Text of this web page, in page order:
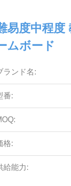
易度中程度
ムボード
ランド名:
番:
格:
給能力: